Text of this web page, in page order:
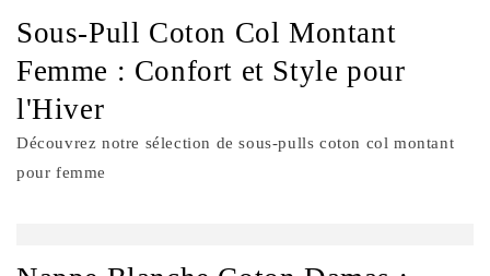
Sous-Pull Coton Col Montant
Femme : Confort et Style pour
l'Hiver
Découvrez notre sélection de sous-pulls coton col montant
pour femme